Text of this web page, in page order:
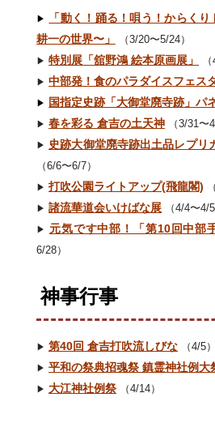
▶︎
「動く！踊る！唄う！からく
耕一の世界〜」
（3/20〜5/24）
▶︎ 特別展「舘野鴻 絵本原画展」
▶︎ 中部発！食のパラダイスフェス
▶︎ 国指定史跡「大御堂廃寺跡」パ
▶︎ 春を彩る 倉吉の土天神 （3/31〜
▶︎ 史跡大御堂廃寺跡出土品レプリ
（6/6〜6/7）
▶︎ 打吹公園ライトアップ(飛龍閣)
▶︎ 諸流華道会いけばな展 （4/4〜4/5
▶︎ 元気です中部！「第10回中部
6/28）
神事行事
▶︎ 第40回 倉吉打吹流しびな （4/5）
▶︎ 平和の祭典招魂祭 鎮霊神社例大
▶︎ 大江神社例祭 （4/14）